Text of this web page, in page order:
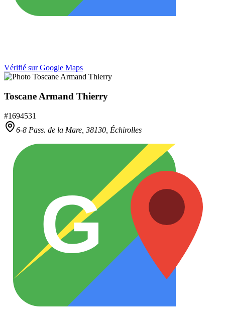
Vérifié sur Google Maps
Toscane Armand Thierry
#1694531
6-8 Pass. de la Mare, 38130 Échirolles
G